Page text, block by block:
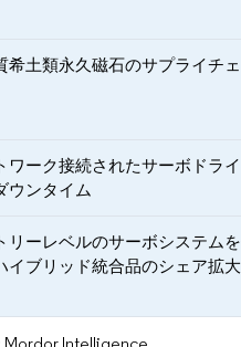
希土類永久磁石のサプライチ
ワーク接続されたサーボドラ
ウンタイム
リーレベルのサーボシステム
イブリッド統合品のシェア拡大